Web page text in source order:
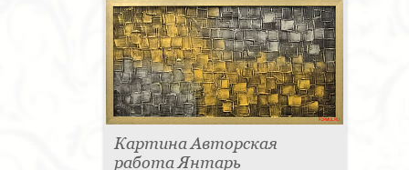
Картина Авторская
работа Янтарь